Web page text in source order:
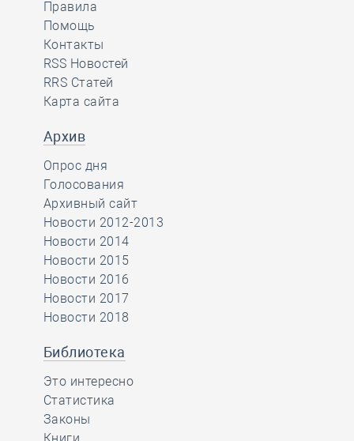
Правила
Помощь
Контакты
RSS Новостей
RRS Статей
Карта сайта
Архив
Опрос дня
Голосования
Архивный сайт
Новости 2012-2013
Новости 2014
Новости 2015
Новости 2016
Новости 2017
Новости 2018
Библиотека
Это интересно
Статистика
Законы